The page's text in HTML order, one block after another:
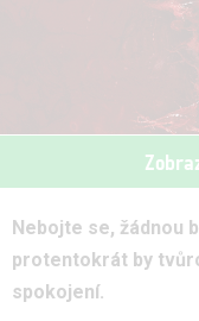
Nebojte se, žádnou
protentokrát by
spokojení.